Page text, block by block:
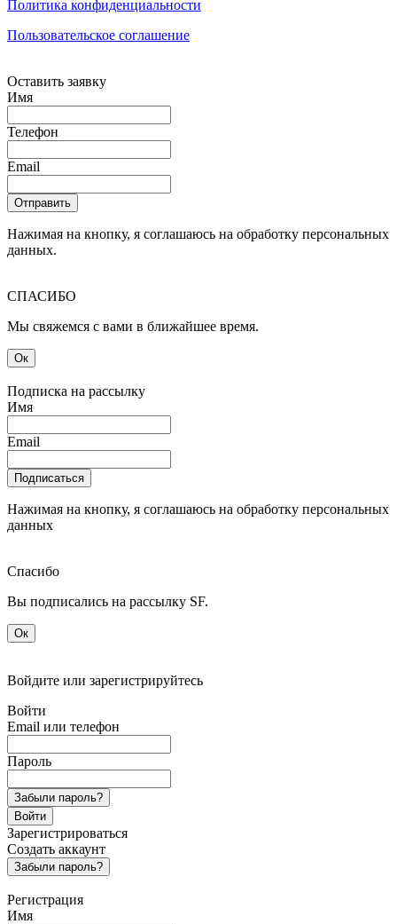
Политика конфиденциальности
Пользовательское соглашение
Оставить заявку
Имя
Телефон
Email
Отправить
Нажимая на кнопку, я соглашаюсь на обработку персональных
данных.
СПАСИБО
Мы свяжемся с вами в ближайшее время.
Ок
Подписка на рассылку
Имя
Email
Подписаться
Нажимая на кнопку, я соглашаюсь на обработку персональных
данных
Спасибо
Вы подписались на рассылку SF.
Ок
Войдите или зарегистрируйтесь
Войти
Email или телефон
Пароль
Забыли пароль?
Войти
Зарегистрироваться
Создать аккаунт
Забыли пароль?
Регистрация
Имя